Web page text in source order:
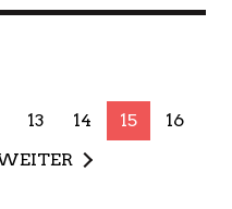
13 14 15
16